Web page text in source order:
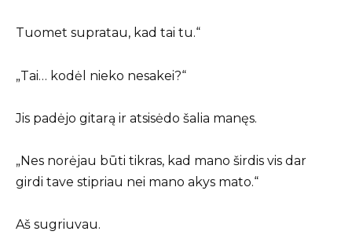
Tuomet supratau, kad tai tu.“
„Tai… kodėl nieko nesakei?“
Jis padėjo gitarą ir atsisėdo šalia manęs.
„Nes norėjau būti tikras, kad mano širdis vis dar
girdi tave stipriau nei mano akys mato.“
Aš sugriuvau.